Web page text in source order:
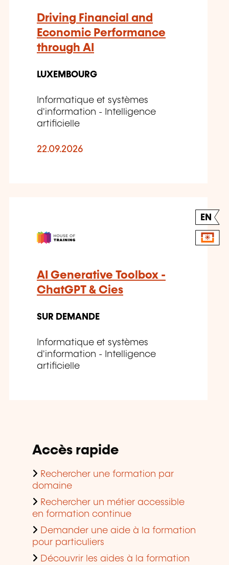
Driving Financial and
Economic Performance
through AI
LUXEMBOURG
Informatique et systèmes
d'information - Intelligence
artificielle
22.09.2026
EN
AI Generative Toolbox -
ChatGPT & Cies
SUR DEMANDE
Informatique et systèmes
d'information - Intelligence
artificielle
Accès rapide
Rechercher une formation par
domaine
Rechercher un métier accessible
en formation continue
Demander une aide à la formation
pour particuliers
Découvrir les aides à la formation